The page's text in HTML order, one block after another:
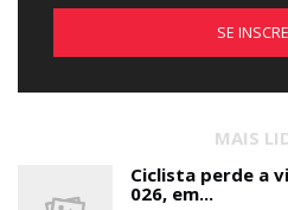
SE
MAIS
Ciclista perde a
026, em...